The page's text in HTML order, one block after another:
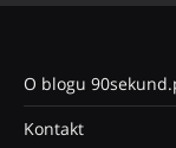
O blogu
Kontakt